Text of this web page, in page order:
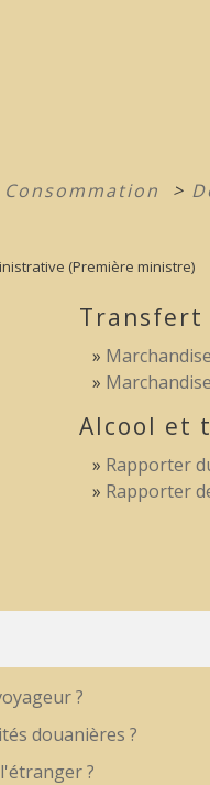
>
(Première ministre)
Transfert
Alcool et
Rapporter
Rapporter
?
douanières ?
?